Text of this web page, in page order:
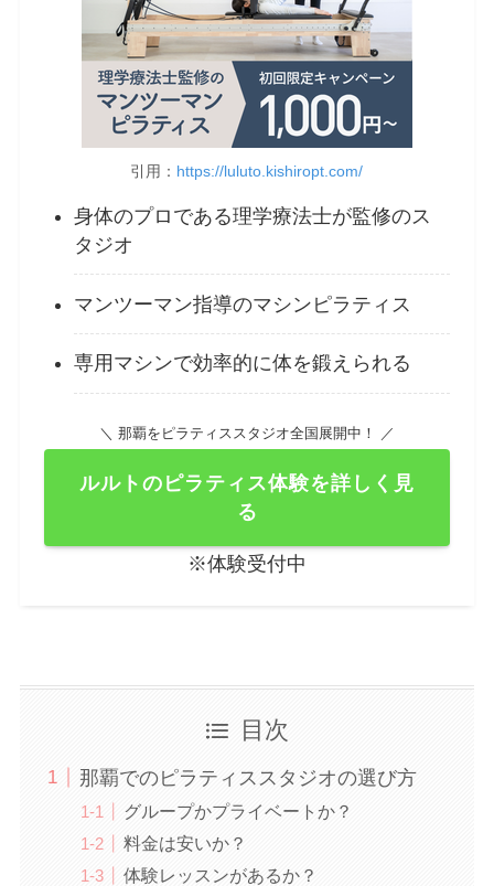
引用： https://luluto.kishiropt.com/
身体のプロである理学療法士が監修のス
タジオ
マンツーマン指導のマシンピラティス
専用マシンで効率的に体を鍛えられる
＼ 那覇をピラティススタジオ全国展開中！ ／
ルルトのピラティス体験を詳しく見
る
※体験受付中
目次
那覇でのピラティススタジオの選び方
グループかプライベートか？
料金は安いか？
体験レッスンがあるか？